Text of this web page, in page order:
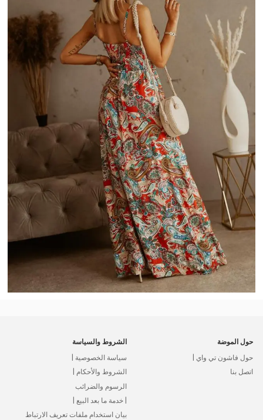
حول الموضة
حول فاشون تي واي |
اتصل بنا
الشروط والسياسة
سياسة الخصوصية |
الشروط والأحكام |
الرسوم والضرائب
| خدمة ما بعد البيع |
بيان استخدام ملفات تعريف الارتباط